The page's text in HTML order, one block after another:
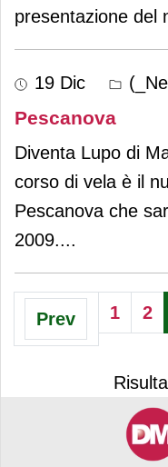
presentazione del
19 Dic
Pescanova
Diventa Lupo di
corso di vela è il
Pescanova che
2009....
Prev 1 2